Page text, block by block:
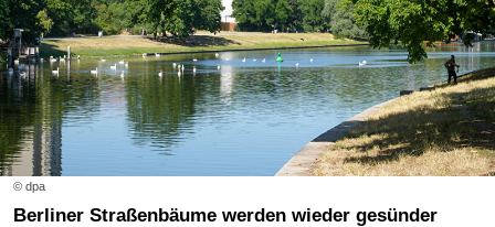
© dpa
Berliner Straßenbäume werden wieder gesünder